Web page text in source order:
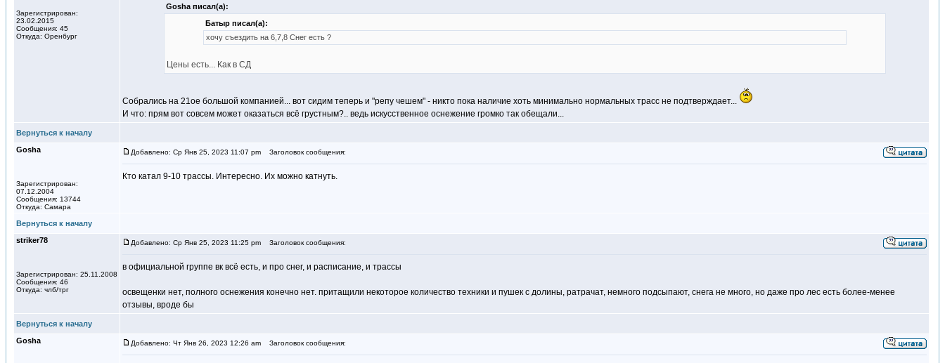
Зарегистрирован:
23.02.2015
Сообщения: 45
Откуда: Оренбург
Gosha писал(а):
Батыр писал(а):
хочу съездить на 6,7,8 Снег есть ?
Цены есть... Как в СД
Собрались на 21ое большой компанией... вот сидим теперь и "репу чешем" - никто пока наличие хоть минимально нормальных трасс не подтверждает...
И что: прям вот совсем может оказаться всё грустным?.. ведь искусственное оснежение громко так обещали...
Вернуться к началу
Gosha
Зарегистрирован:
07.12.2004
Сообщения: 13744
Откуда: Самара
Добавлено: Ср Янв 25, 2023 11:07 pm Заголовок сообщения:
Кто катал 9-10 трассы. Интересно. Их можно катнуть.
Вернуться к началу
striker78
Зарегистрирован: 25.11.2008
Сообщения: 46
Откуда: члб/трг
Добавлено: Ср Янв 25, 2023 11:25 pm Заголовок сообщения:
в официальной группе вк всё есть, и про снег, и расписание, и трассы
освещенки нет, полного оснежения конечно нет. притащили некоторое количество техники и пушек с долины, ратрачат, немного подсыпают, снега не много, но даже про лес есть более-менее
отзывы, вроде бы
Вернуться к началу
Gosha
Добавлено: Чт Янв 26, 2023 12:26 am Заголовок сообщения: